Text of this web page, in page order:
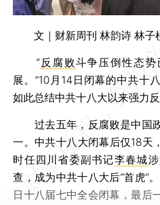
文｜财新周刊 林韵诗 林子
“反腐败斗争压倒性态
展。”10月14日闭幕的中共十
如此总结中共十八大以来强力反
过去五年，反腐败是中国
一。中共十八大闭幕后仅18天
时任四川省委副书记李春城
查，成为中共十八大后“首虎”
日十八届七中全会闭幕，最后